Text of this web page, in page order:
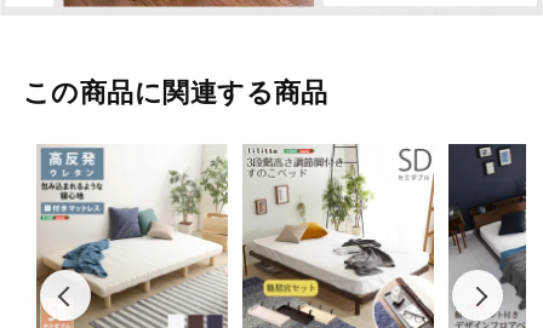
この商品に関連する商品